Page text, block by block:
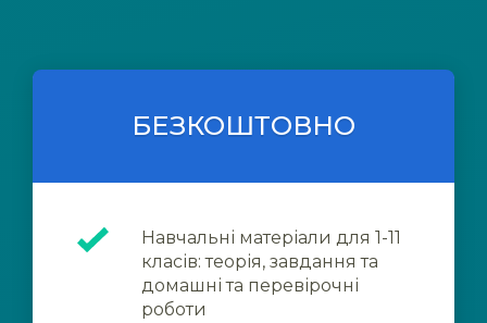
БЕЗКОШТОВНО
Навчальні матеріали для 1-11
класів: теорія, завдання та
домашні та перевірочні
роботи